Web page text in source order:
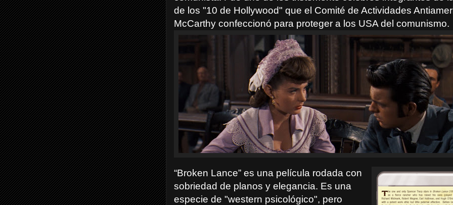
de los "10 de Hollywood" que el Comité de Actividades
McCarthy confeccionó para proteger a los USA del comunismo.
“Broken Lance” es una película rodada con
sobriedad de planos y elegancia. Es una
especie de "western psicológico", pero